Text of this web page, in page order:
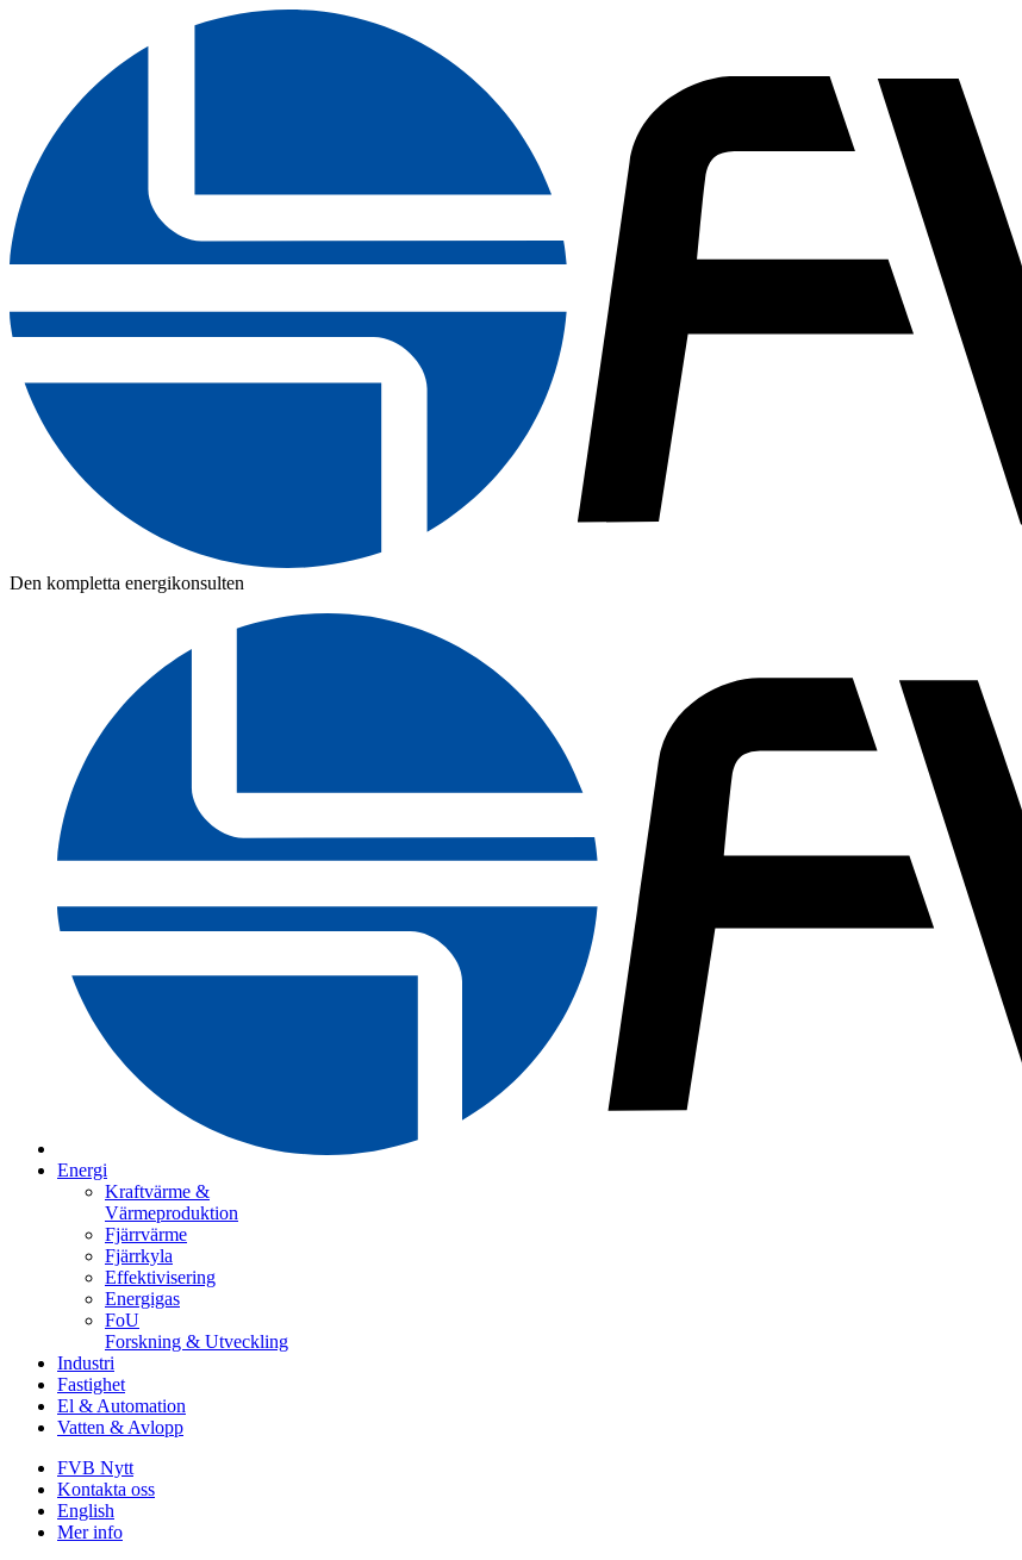
Den kompletta energikonsulten
Energi
Kraftvärme &
Värmeproduktion
Fjärrvärme
Fjärrkyla
Effektivisering
Energigas
FoU
Forskning & Utveckling
Industri
Fastighet
El & Automation
Vatten & Avlopp
FVB Nytt
Kontakta oss
English
Mer info